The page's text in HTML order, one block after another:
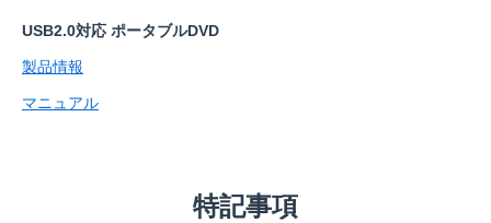
USB2.0対応 ポータブルDVD
製品情報
マニュアル
特記事項